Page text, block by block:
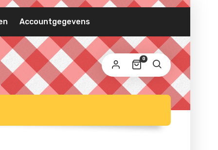
Accountgegevens
0
wordt een link om een nieuw wachtwoord in te
naar je e-mailadres verzonden.
persoonlijke gegevens worden gebruikt om uw ervaring